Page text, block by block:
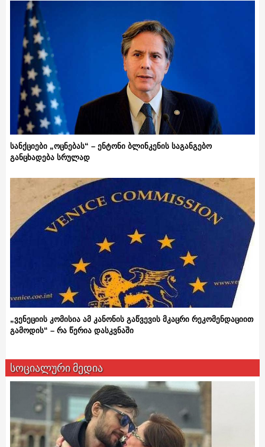
სანქციები „ოცნებას“ – ენტონი ბლინკენის საგანგებო
განცხადება სრულად
„ვენეციის კომისია ამ კანონის გაწვევის მკაცრი რეკომენდაციით
გამოდის“ – რა წერია დასკვნაში
სოციალური მედია